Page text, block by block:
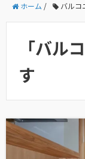
ホーム / バルコ
「バル
す